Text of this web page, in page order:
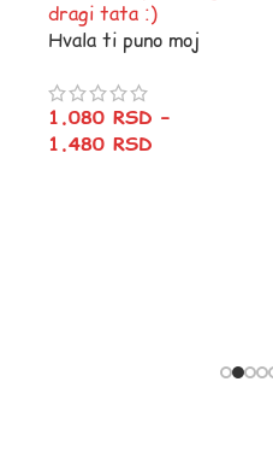
Hvala ti puno moj
1.080 RSD –
1.480 RSD